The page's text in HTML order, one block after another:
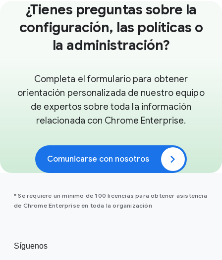
¿Tienes preguntas sobre la
configuración, las políticas o
la administración?
Completa el formulario para obtener
orientación personalizada de nuestro equipo
de expertos sobre toda la información
relacionada con Chrome Enterprise.
Comunicarse con nosotros
* Se requiere un mínimo de 100 licencias para obtener asistencia
de Chrome Enterprise en toda la organización
Síguenos